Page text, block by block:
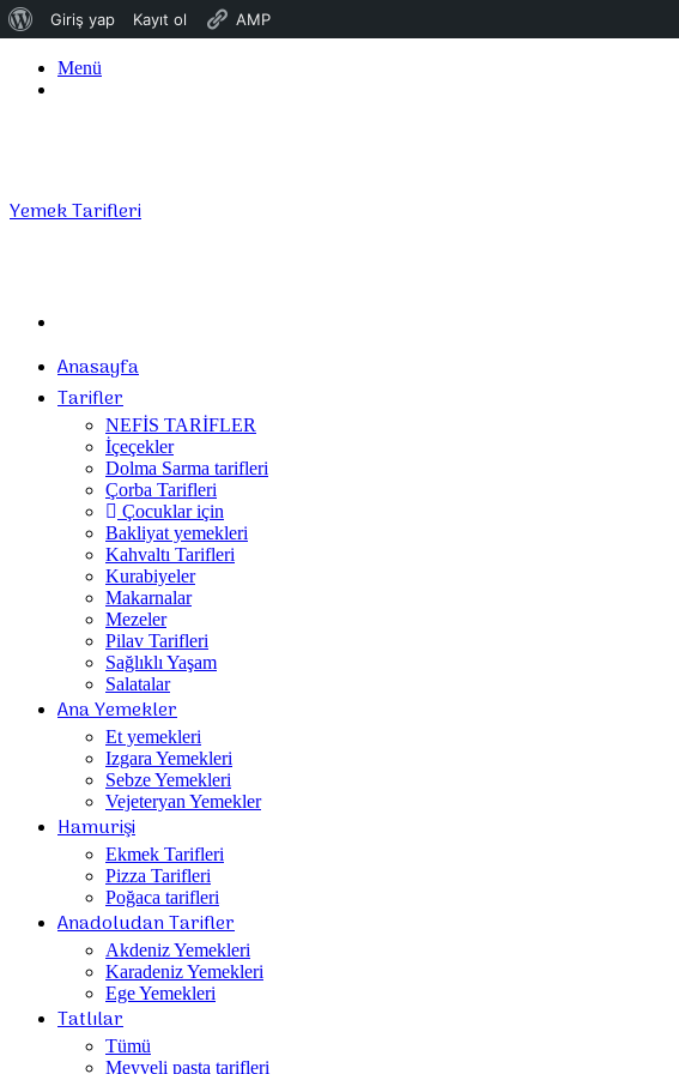
WordPress
Giriş yap Kayıt ol AMP
Menü
Yemek Tarifleri
...
Anasayfa
Tarifler
NEFİS TARİFLER
İçeçekler
Dolma Sarma tarifleri
Çorba Tarifleri
Çocuklar için
Bakliyat yemekleri
Kahvaltı Tarifleri
Kurabiyeler
Makarnalar
Mezeler
Pilav Tarifleri
Sağlıklı Yaşam
Salatalar
Ana Yemekler
Et yemekleri
Izgara Yemekleri
Sebze Yemekleri
Vejeteryan Yemekler
Hamurişi
Ekmek Tarifleri
Pizza Tarifleri
Poğaca tarifleri
Anadoludan Tarifler
Akdeniz Yemekleri
Karadeniz Yemekleri
Ege Yemekleri
Tatlılar
Tümü
Meyveli pasta tarifleri